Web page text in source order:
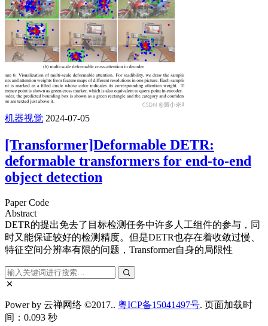
机器视觉 2024-07-05
[Transformer]Deformable DETR:
deformable transformers for end-to-end
object detection
Paper Code
Abstract
DETR的提出免去了目标检测任务中许多人工组件的参与，同
时又能保证较好的检测精度。但是DETR也存在着收敛过慢、
特征空间分辨率有限的问题，Transformer自身的局限性
Power by 云禅网络 ©2017.. 粤ICP备15041497号. 页面加载时
间：0.093 秒